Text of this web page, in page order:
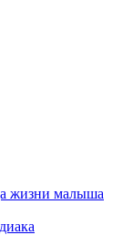
жизни малыша